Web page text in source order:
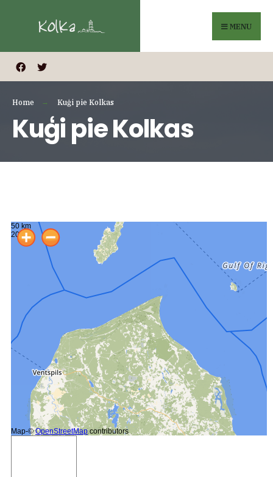
MENU
Home Kuģi pie Kolkas
Kuģi pie Kolkas